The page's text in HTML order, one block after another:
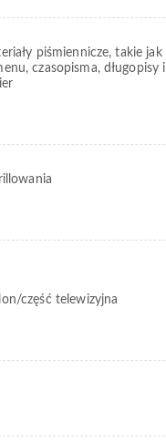
piśmiennicze, takie jak
czasopisma, długopisy i
część telewizyjna